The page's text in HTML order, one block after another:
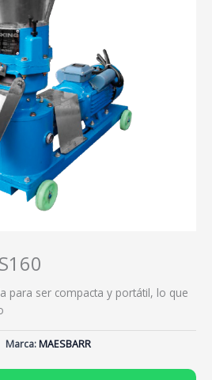
para ser compacta y portátil, lo que
Marca:MAESBARR